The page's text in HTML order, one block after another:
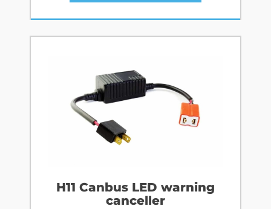
H11 Canbus LED warning
canceller